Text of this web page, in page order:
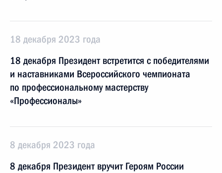
18 декабря 2023 года
18 декабря Президент встретится с победителями
и наставниками Всероссийского чемпионата
по профессиональному мастерству
«Профессионалы»
8 декабря 2023 года
8 декабря Президент вручит Героям России